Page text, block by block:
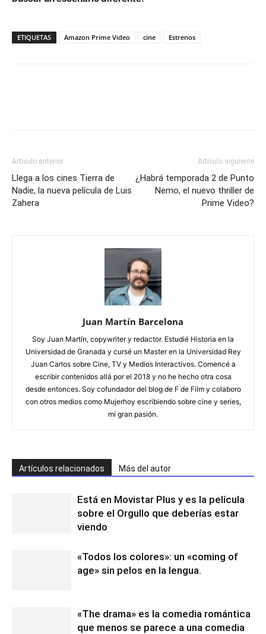
ETIQUETAS Amazon Prime Video cine Estrenos
Artículo anterior
Llega a los cines Tierra de
Nadie, la nueva película de Luis
Zahera
Artículo siguiente
¿Habrá temporada 2 de Punto
Nemo, el nuevo thriller de
Prime Video?
Juan Martín Barcelona
Soy Juan Martín, copywriter y redactor. Estudié Historia en la
Universidad de Granada y cursé un Master en la Universidad Rey
Juan Carlos sobre Cine, TV y Medios Interactivos. Comencé a
escribir contenidos allá por el 2018 y no he hecho otra cosa
desde entonces. Soy cofundador del blog de F de Film y colaboro
con otros medios como Mujerhoy escribiendo sobre cine y series,
mi gran pasión.
Artículos relacionados Más del autor
Está en Movistar Plus y es la película
sobre el Orgullo que deberías estar
viendo
«Todos los colores»: un «coming of
age» sin pelos en la lengua.
«The drama» es la comedia romántica
que menos se parece a una comedia